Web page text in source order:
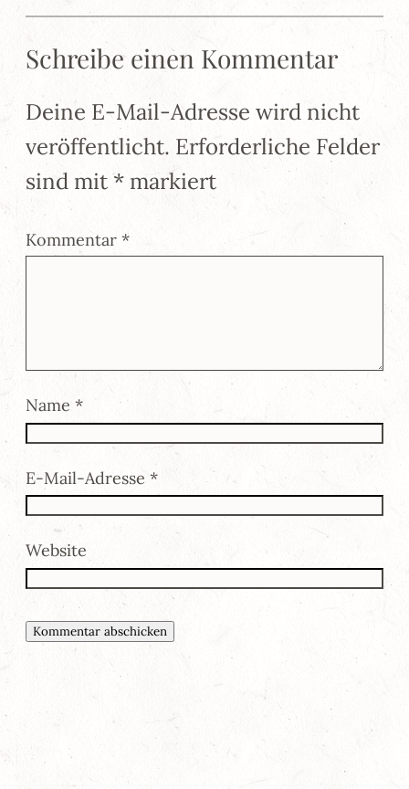
Schreibe einen Kommentar
Deine E-Mail-Adresse wird nicht
veröffentlicht. Erforderliche Felder
sind mit* markiert
Kommentar *
Name *
E-Mail-Adresse *
Website